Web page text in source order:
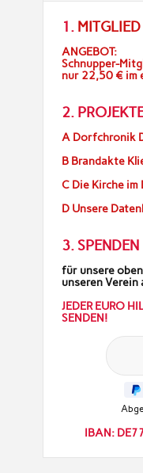
1.
ANGEBOT:
Schnupper-
nur 22,50 € im
2.
A Dorfchronik
B Brandakte
C Die Kirche
D Unsere
3. SPENDEN
für unsere
unseren Verein
JEDER EURO
SENDEN!
IBAN: